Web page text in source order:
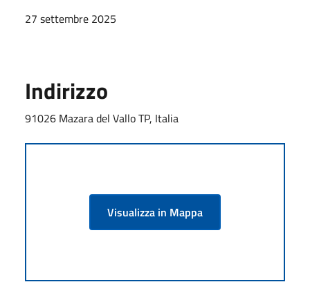
27 settembre 2025
Indirizzo
91026 Mazara del Vallo TP, Italia
Visualizza in Mappa